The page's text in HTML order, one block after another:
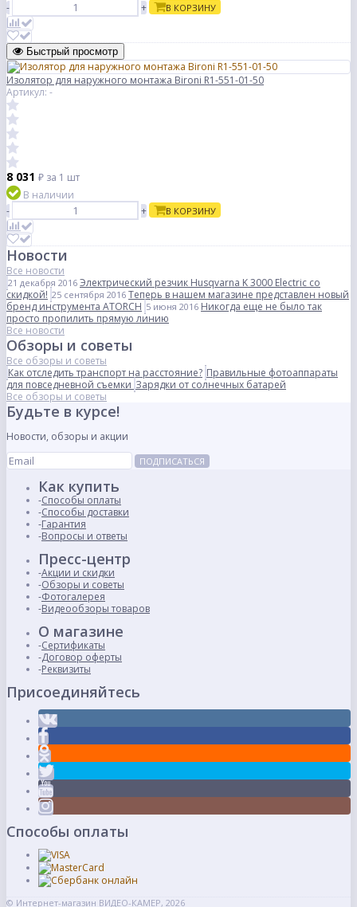
-
+ В КОРЗИНУ
Быстрый просмотр
Изолятор для наружного монтажа Bironi R1-551-01-50
Артикул: -
8 031 ₽ за 1 шт
В наличии
-
+ В КОРЗИНУ
Новости
Все новости
21 декабря 2016 Электрический резчик Husqvarna K 3000 Electric со
скидкой! 25 сентября 2016 Теперь в нашем магазине представлен новый
бренд инструмента ATORCH 5 июня 2016 Никогда еще не было так
просто пропилить прямую линию
Все новости
Обзоры и советы
Все обзоры и советы
Как отследить транспорт на расстояние? Правильные фотоаппараты
для повседневной съемки Зарядки от солнечных батарей
Все обзоры и советы
Будьте в курсе!
Новости, обзоры и акции
ПОДПИСАТЬСЯ
Как купить
Способы оплаты
Способы доставки
Гарантия
Вопросы и ответы
Пресс-центр
Акции и скидки
Обзоры и советы
Фотогалерея
Видеообзоры товаров
О магазине
Сертификаты
Договор оферты
Реквизиты
Присоединяйтесь
Способы оплаты
© Интернет-магазин ВИДЕО-КАМЕР, 2026